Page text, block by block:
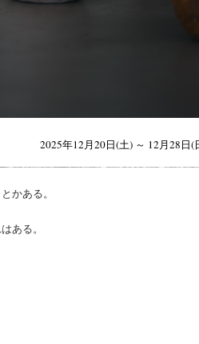
2025年12月20日(土) ～ 12月28日(
かある。
ある。